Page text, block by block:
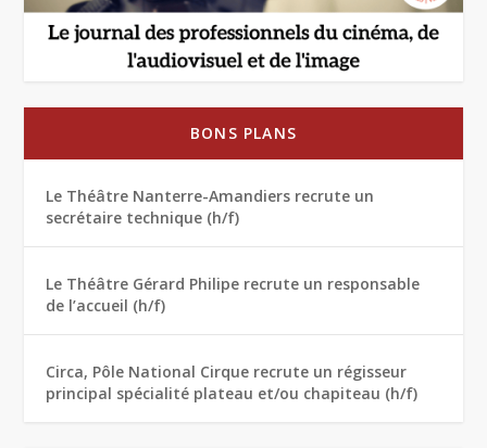
BONS PLANS
Le Théâtre Nanterre-Amandiers recrute un
secrétaire technique (h/f)
Le Théâtre Gérard Philipe recrute un responsable
de l’accueil (h/f)
Circa, Pôle National Cirque recrute un régisseur
principal spécialité plateau et/ou chapiteau (h/f)